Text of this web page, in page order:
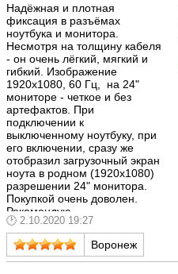
Надёжная и плотная
фиксация в разъёмах
ноутбука и монитора.
Несмотря на толщину кабеля
- он очень лёгкий, мягкий и
гибкий. Изображение
1920х1080, 60 Гц, на 24"
мониторе - четкое и без
артефактов. При
подключении к
выключенному ноутбуку, при
его включении, сразу же
отобразил загрузочный экран
ноута в родном (1920х1080)
разрешении 24" монитора.
Покупкой очень доволен.
Рекомендую.
2.10.2020 19:27
Воронеж